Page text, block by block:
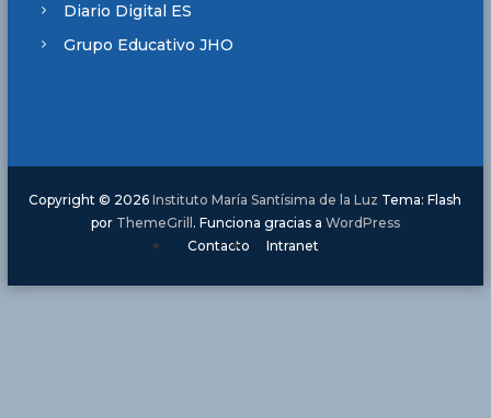
Diario Digital ES
Grupo Educativo JHO
Copyright © 2026Instituto María Santísima de la Luz Tema: Flash
por ThemeGrill . Funciona gracias a WordPress
Contacto
Intranet